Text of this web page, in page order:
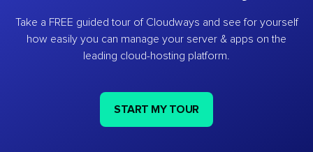
Take a FREE guided tour of Cloudways and see for yourself
how easily you can manage your server & apps on the
leading cloud-hosting platform.
START MY TOUR